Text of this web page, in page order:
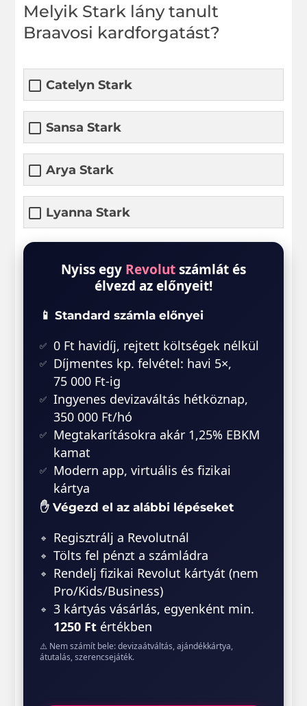
Melyik Stark lány tanult
Braavosi kardforgatást?
Catelyn Stark
Sansa Stark
Arya Stark
Lyanna Stark
Nyiss egy Revolutszámlát és
élvezd az előnyeit!
📱 Standard számla előnyei
0 Ft havidíj, rejtett költségek nélkül
Díjmentes kp. felvétel: havi 5×,
75 000 Ft-ig
Ingyenes devizaváltás hétköznap,
350 000 Ft/hó
Megtakarításokra akár 1,25% EBKM
kamat
Modern app, virtuális és fizikai
kártya
✋ Végezd el az alábbi lépéseket
Regisztrálj a Revolutnál
Tölts fel pénzt a számládra
Rendelj fizikai Revolut kártyát (nem
Pro/Kids/Business)
3 kártyás vásárlás, egyenként min.
1250 Ft értékben
⚠️ Nem számít bele: devizaátváltás, ajándékkártya,
átutalás, szerencsejáték.